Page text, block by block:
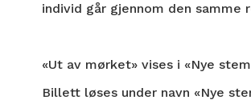
individ går gjennom den samme
«Ut av mørket» vises i «Nye
Billett løses under navn «Nye